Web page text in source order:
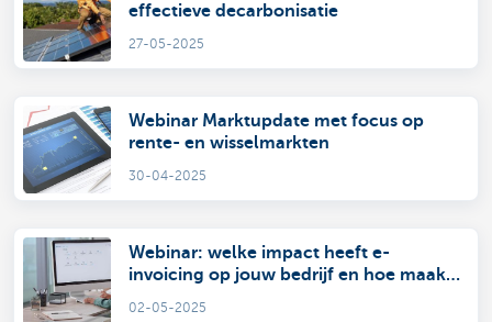
effectieve decarbonisatie
27-05-2025
Webinar Marktupdate met focus op
rente- en wisselmarkten
30-04-2025
Webinar: welke impact heeft e-
invoicing op jouw bedrijf en hoe maak
02-05-2025